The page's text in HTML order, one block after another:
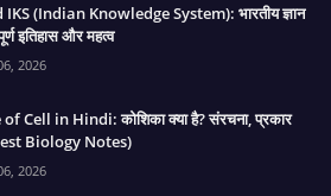
(Indian Knowledge System): भारतीय ज्ञान
इतिहास और महत्व
2026
Cell in Hindi: कोशिका क्या है? संरचना, प्रकार
Biology Notes)
2026